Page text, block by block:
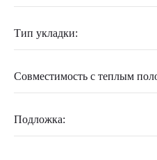
Тип укладки:
Совместимость с теплым
Подложка: